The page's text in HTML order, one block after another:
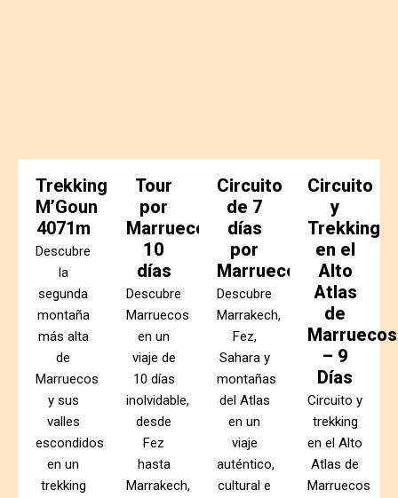
Trekking
M’Goun
4071m
Descubre
la
segunda
montaña
más alta
de
Marruecos
y sus
valles
escondidos
en un
trekking
Tour
por
Marruecos
10
días
Descubre
Marruecos
en un
viaje de
10 días
inolvidable,
desde
Fez
hasta
Marrakech,
Circuito
de 7
días
por
Marruecos
Descubre
Marrakech,
Fez,
Sahara y
montañas
del Atlas
en un
viaje
auténtico,
cultural e
Circuito
y
Trekking
en el
Alto
Atlas
de
Marruecos
– 9
Días
Circuito y
trekking
en el Alto
Atlas de
Marruecos